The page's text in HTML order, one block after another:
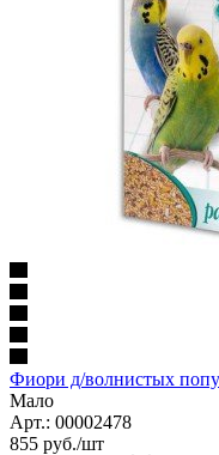
Фиори д/волнистых
Мало
Арт.: 00002478
855 руб./шт